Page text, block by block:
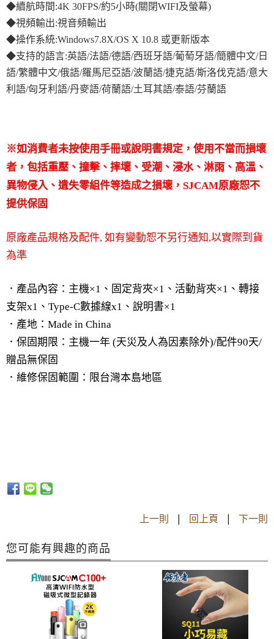
◆續航時間:4K 30FPS/約5小時(關閉WIFI及螢幕)
◆視頻輸出:視音頻輸出
◆操作系統:Windows7.8X/OS X 10.8 或更新版本
◆支持的語言:英語/法語/德語/西班牙語/葡萄牙語/簡體中文/日
語/繁體中文/俄語/羅馬尼亞語/波蘭語/捷克語/斯洛伐克語/意大
利語/匈牙利語/丹麥語/荷蘭語/土耳其語/泰語/芬蘭語
※如消費者未按使用手冊或說明書規定，使用不當而損壞
者，包括重壓、撞擊、摔壞、受潮、浸水、淋雨、高溫、
異物侵入、遺失零組件等造成之損壞，SJCAM原廠恕不
提供保固
原廠產品規格及配件, 如有變動恕不另行通知,以實際到貨
為準
．產品內容：主機×1、固定背夾×1、活動背夾×1、轉接
支架x1、Type-C數據線x1、說明書×1
．產地：Made in China
．保固期限：主機一年 (天災及人為因素除外)/配件90天/
贈品無保固
．維修保固範圍：限台灣本島地區
上一則 | 回上頁 | 下一則
您可能有興趣的商品